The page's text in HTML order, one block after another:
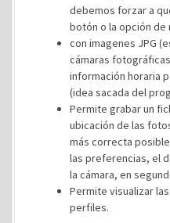
debemos forzar a
botón o la opción de
con imagenes JPG
cámaras
información horaria
(idea sacada del
Permite grabar un
ubicación de las
más correcta
las preferencias, el
la cámara, en
Permite visualizar
perfiles.